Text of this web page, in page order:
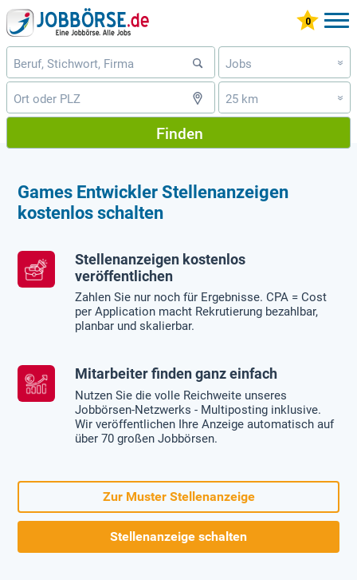
Jobs »
25 km »
Finden
Games Entwickler Stellenanzeigen
kostenlos schalten
Stellenanzeigen kostenlos
veröffentlichen
Zahlen Sie nur noch für Ergebnisse. CPA = Cost
per Application macht Rekrutierung bezahlbar,
planbar und skalierbar.
Mitarbeiter finden ganz einfach
Nutzen Sie die volle Reichweite unseres
Jobbörsen-Netzwerks - Multiposting inklusive.
Wir veröffentlichen Ihre Anzeige automatisch auf
über 70 großen Jobbörsen.
Zur Muster Stellenanzeige
Stellenanzeige schalten